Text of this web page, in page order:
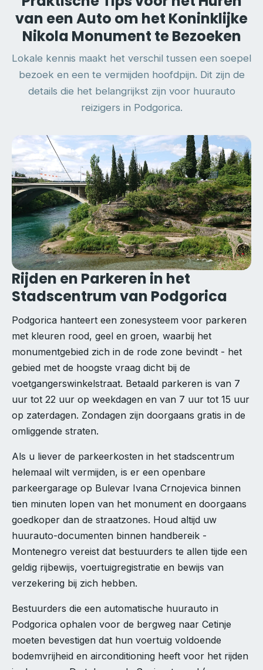
van een Auto om het Koninklijke
Nikola Monument te Bezoeken
Lokale kennis maakt het verschil tussen een soepel
bezoek en een te vermijden hoofdpijn. Dit zijn de
details die het belangrijkst zijn voor huurauto
reizigers in Podgorica.
Rijden en Parkeren in het
Stadscentrum van Podgorica
Podgorica hanteert een zonesysteem voor parkeren
met kleuren rood, geel en groen, waarbij het
monumentgebied zich in de rode zone bevindt - het
gebied met de hoogste vraag dicht bij de
voetgangerswinkelstraat. Betaald parkeren is van 7
uur tot 22 uur op weekdagen en van 7 uur tot 15 uur
op zaterdagen. Zondagen zijn doorgaans gratis in de
omliggende straten.
Als u liever de parkeerkosten in het stadscentrum
helemaal wilt vermijden, is er een openbare
parkeergarage op Bulevar Ivana Crnojevica binnen
tien minuten lopen van het monument en doorgaans
goedkoper dan de straatzones. Houd altijd uw
huurauto-documenten binnen handbereik -
Montenegro vereist dat bestuurders te allen tijde een
geldig rijbewijs, voertuigregistratie en bewijs van
verzekering bij zich hebben.
Bestuurders die een automatische huurauto in
Podgorica ophalen voor de bergweg naar Cetinje
moeten bevestigen dat hun voertuig voldoende
bodemvrijheid en airconditioning heeft voor het rijden